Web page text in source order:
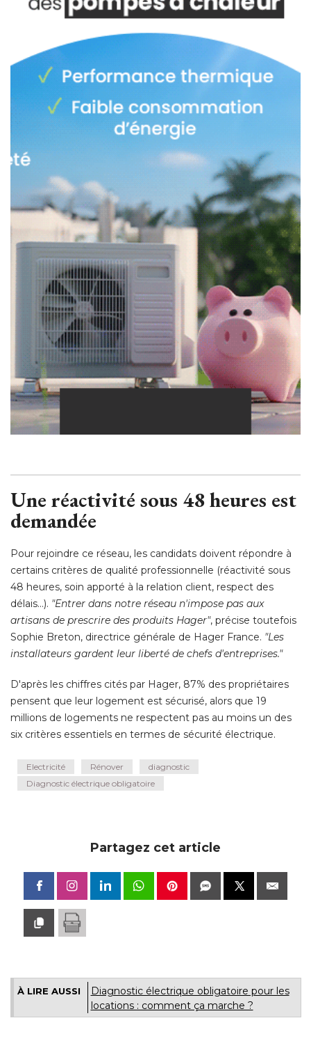
Une réactivité sous 48 heures est
demandée
Pour rejoindre ce réseau, les candidats doivent répondre à
certains critères de qualité professionnelle (réactivité sous
48 heures, soin apporté à la relation client, respect des
délais...). "Entrer dans notre réseau n'impose pas aux
artisans de prescrire des produits Hager", précise toutefois
Sophie Breton, directrice générale de Hager France. "Les
installateurs gardent leur liberté de chefs d'entreprises."
D'après les chiffres cités par Hager, 87% des propriétaires
pensent que leur logement est sécurisé, alors que 19
millions de logements ne respectent pas au moins un des
six critères essentiels en termes de sécurité électrique.
Electricité Rénover
diagnostic
Diagnostic électrique obligatoire
Partagez cet article
À LIRE AUSSI
Diagnostic électrique obligatoire pour les
locations : comment ça marche ?